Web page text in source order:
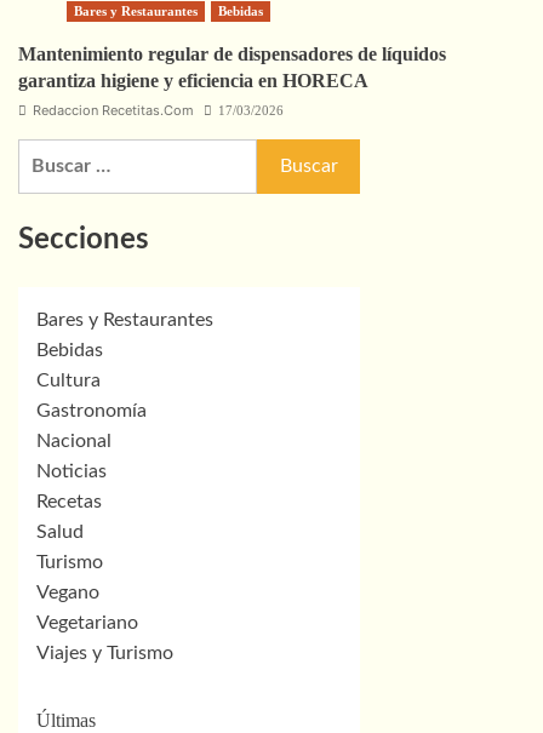
Bares y Restaurantes Bebidas
Mantenimiento regular de dispensadores de líquidos
garantiza higiene y eficiencia en HORECA
Redaccion Recetitas.Com 17/03/2026
Secciones
Bares y Restaurantes
Bebidas
Cultura
Gastronomía
Nacional
Noticias
Recetas
Salud
Turismo
Vegano
Vegetariano
Viajes y Turismo
Últimas